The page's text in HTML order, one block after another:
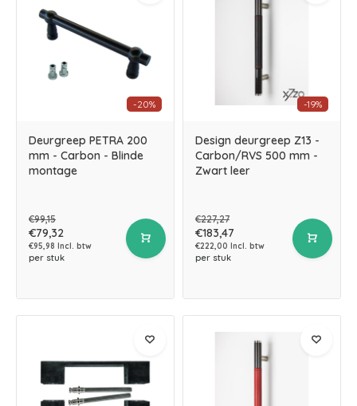
-20%
Deurgreep PETRA 200
mm - Carbon - Blinde
montage
€99,15
€79,32
€95,98 Incl. btw
per stuk
-19%
Design deurgreep Z13 -
Carbon/RVS 500 mm -
Zwart leer
€227,27
€183,47
€222,00 Incl. btw
per stuk